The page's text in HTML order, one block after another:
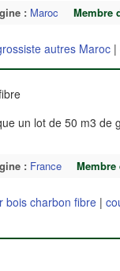
: Maroc Membre
autres Maroc|
un lot de 50 m3
: France
bois charbon fibre|